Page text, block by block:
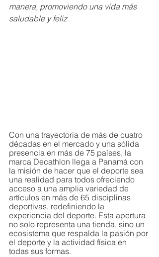
manera, promoviendo una vida más
saludable y feliz
Con una trayectoria de más de cuatro
décadas en el mercado y una sólida
presencia en más de 75 países, la
marca Decathlon llega a Panamá con
la misión de hacer que el deporte sea
una realidad para todos ofreciendo
acceso a una amplia variedad de
artículos en más de 65 disciplinas
deportivas, redefiniendo la
experiencia del deporte. Esta apertura
no solo representa una tienda, sino un
ecosistema que respalda la pasión por
el deporte y la actividad física en
todas sus formas.